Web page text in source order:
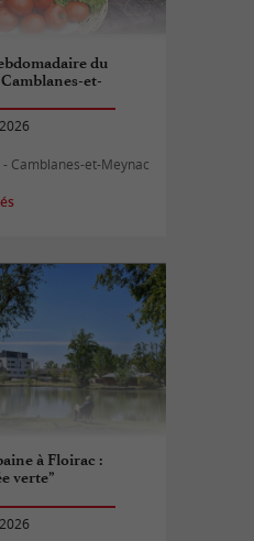
du
et-
- Camblanes-et-Meynac
à Floirac :
verte”